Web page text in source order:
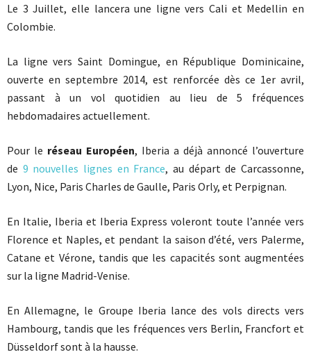
Le 3 Juillet, elle lancera une ligne vers Cali et Medellin en
Colombie.
La ligne vers Saint Domingue, en République Dominicaine,
ouverte en septembre 2014, est renforcée dès ce 1er avril,
passant à un vol quotidien au lieu de 5 fréquences
hebdomadaires actuellement.
Pour le réseau Européen, Iberia a déjà annoncé l’ouverture
de 9 nouvelles lignes en France, au départ de Carcassonne,
Lyon, Nice, Paris Charles de Gaulle, Paris Orly, et Perpignan.
En Italie, Iberia et Iberia Express voleront toute l’année vers
Florence et Naples, et pendant la saison d’été, vers Palerme,
Catane et Vérone, tandis que les capacités sont augmentées
sur la ligne Madrid-Venise.
En Allemagne, le Groupe Iberia lance des vols directs vers
Hambourg, tandis que les fréquences vers Berlin, Francfort et
Düsseldorf sont à la hausse.